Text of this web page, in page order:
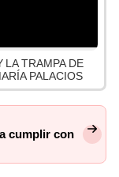
LA TRAMPA DE
PALACIOS
cumplir con